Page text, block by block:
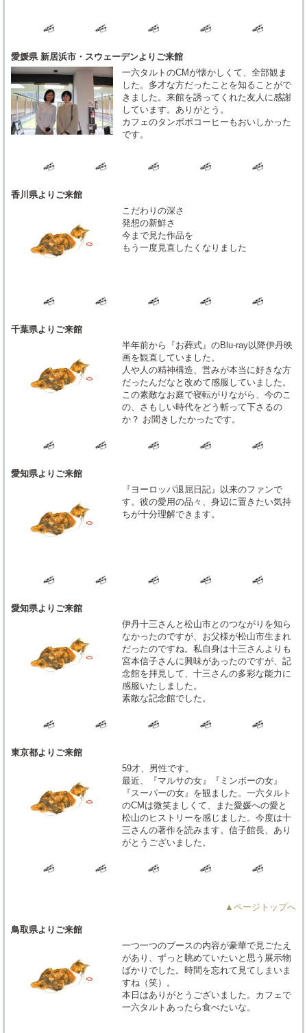
愛媛県 新居浜市・スウェーデンよりご来館
一六タルトのCMが懐かしくて、全部観ま
した。多才な方だったことを知ることがで
きました。来館を誘ってくれた友人に感謝
しています。ありがとう。
カフェのタンポポコーヒーもおいしかった
です。
香川県よりご来館
こだわりの深さ
発想の新鮮さ
今まで見た作品を
もう一度見直したくなりました
千葉県よりご来館
半年前から『お葬式』のBlu-ray以降伊丹映
画を観直していました。
人や人の精神構造、営みが本当に好きな方
だったんだなと改めて感服していました。
この素敵なお庭で寝転がりながら、今のこ
の、さもしい時代をどう斬って下さるの
か？ お聞きしたかったです。
愛知県よりご来館
『ヨーロッパ退屈日記』以来のファンで
す。彼の愛用の品々、身辺に置きたい気持
ちが十分理解できます。
愛知県よりご来館
伊丹十三さんと松山市とのつながりを知ら
なかったのですが、お父様が松山市生まれ
だったのですね。私自身は十三さんよりも
宮本信子さんに興味があったのですが、記
念館を拝見して、十三さんの多彩な能力に
感服いたしました。
素敵な記念館でした。
東京都よりご来館
59才、男性です。
最近、『マルサの女』『ミンボーの女』
『スーパーの女』を観ました。一六タルト
のCMは微笑ましくて、また愛媛への愛と
松山のヒストリーを感じました。今度は十
三さんの著作を読みます。信子館長、あり
がとうございました。
▲ページトップへ
鳥取県よりご来館
一つ一つのブースの内容が豪華で見ごたえ
があり、ずっと眺めていたいと思う展示物
ばかりでした。時間を忘れて見てしまいま
すね（笑）。
本日はありがとうございました。カフェで
一六タルトあったら食べたいな。